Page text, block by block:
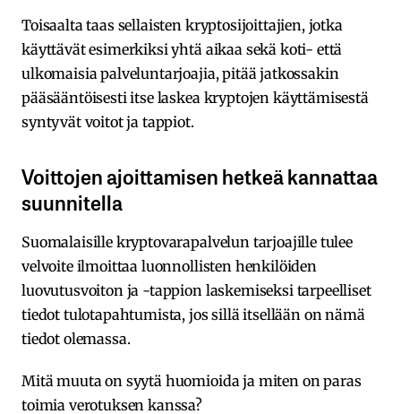
Toisaalta taas sellaisten kryptosijoittajien, jotka
käyttävät esimerkiksi yhtä aikaa sekä koti- että
ulkomaisia palveluntarjoajia, pitää jatkossakin
pääsääntöisesti itse laskea kryptojen käyttämisestä
syntyvät voitot ja tappiot.
Voittojen ajoittamisen hetkeä kannattaa
suunnitella
Suomalaisille kryptovarapalvelun tarjoajille tulee
velvoite ilmoittaa luonnollisten henkilöiden
luovutusvoiton ja -tappion laskemiseksi tarpeelliset
tiedot tulotapahtumista, jos sillä itsellään on nämä
tiedot olemassa.
Mitä muuta on syytä huomioida ja miten on paras
toimia verotuksen kanssa?